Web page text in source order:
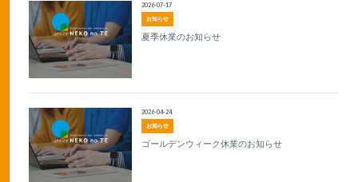
お知らせ
2026-07-17
夏季休業のお知らせ
お知らせ
2026-04-24
ゴールデンウィーク休業のお知らせ